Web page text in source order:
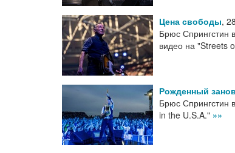
Цена свободы,
Брюс Спрингстин
видео на "Streets
Рожденный
Брюс Спрингстин
in the U.S.A." »»